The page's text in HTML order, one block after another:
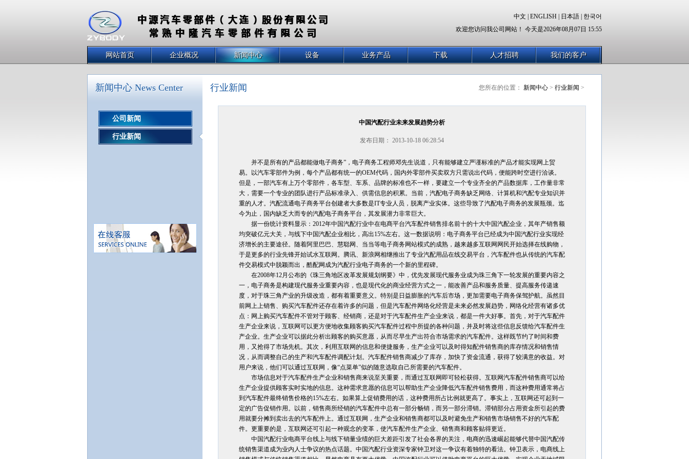
中文 ENGLISH 日本語
한국어
欢迎您访问我公司网站！ 今天是2026年08月07日 15:55
网站首页 企业概况 新闻中心 设备 业务产品 下载 人才招聘 我们的客户
新闻中心 News Center
公司新闻
行业新闻
您所在的位置： 新闻中心 > 行业新闻 >
行业新闻
中国汽配行业未来发展趋势分析
发布日期： 2013-10-18 06:28:54
并不是所有的产品都能做电子商务”，电子商务工程师邓先生说道，只有能够建立严谨标准的产品才能实现网上贸
易。以汽车零部件为例，每个产品都有统一的OEM代码，国内外零部件买卖双方只需说出代码，便能跨时空进行洽谈。
但是，一部汽车有上万个零部件，各车型、车系、品牌的标准也不一样，要建立一个专业齐全的产品数据库，工作量非常
大，需要一个专业的团队进行产品标准录入、供需信息的积累。当前，汽配电子商务缺乏网络、计算机和汽配专业知识并
重的人才。汽配流通电子商务平台创建者大多数是IT专业人员，脱离产业实体。这些导致了汽配电子商务的发展瓶颈。迄
今为止，国内缺乏大而专的汽配电子商务平台，其发展潜力非常巨大。
据一份统计资料显示：2012年中国汽配行业中在电商平台汽车配件销售排名前十的十大中国汽配企业，其年产销售额
均突破亿元大关，与线下中国汽配企业相比，高出15%左右。这一数据说明：电子商务平台已经成为中国汽配行业实现经
济增长的主要途径。随着阿里巴巴、慧聪网、当当等电子商务网站模式的成熟，越来越多互联网网民开始选择在线购物，
于是更多的行业先锋开始试水互联网。腾讯、新浪网相继推出了专业汽配用品在线交易平台，汽车配件也从传统的汽车配
件交易模式中脱颖而出，酷配网成为汽配行业电子商务的一个新的里程碑。
在2008年12月公布的《珠三角地区改革发展规划纲要》中，优先发展现代服务业成为珠三角下一轮发展的重要内容之
一，电子商务是构建现代服务业重要内容，也是现代化的商业经营方式之一，能改善产品和服务质量、提高服务传递速
度，对于珠三角产业的升级改造，都有着重要意义。特别是日益膨胀的汽车后市场，更加需要电子商务保驾护航。虽然目
前网上上销售、购买汽车配件还存在着许多的问题，但是汽车配件网络化经营是未来必然发展趋势，网络化经营有诸多优
点：网上购买汽车配件不管对于顾客、经销商，还是对于汽车配件生产企业来说，都是一件大好事。首先，对于汽车配件
生产企业来说，互联网可以更方便地收集顾客购买汽车配件过程中所提的各种问题，并及时将这些信息反馈给汽车配件生
产企业。生产企业可以据此分析出顾客的购买意愿，从而尽早生产出符合市场需求的汽车配件。这样既节约了时间和费
用，又抢得了市场先机。其次，利用互联网的信息和便捷服务，生产企业可以及时得知配件销售商的库存情况和销售情
况，从而调整自己的生产和汽车配件调配计划。汽车配件销售商减少了库存，加快了资金流通，获得了较满意的收益。对
用户来说，他们可以通过互联网，像“点菜单”似的随意选取自己所需要的汽车配件。
市场信息对于汽车配件生产企业和销售商来说至关重要，而通过互联网即可轻松获得。互联网汽车配件销售商可以给
生产企业提供顾客实时实地的信息。这种需求意愿的信息可以帮助生产企业降低汽车配件销售费用，而这种费用通常将占
到汽车配件最终销售价格的15%左右。如果算上促销费用的话，这种费用所占比例就更高了。事实上，互联网还可起到一
定的广告促销作用。以前，销售商所经销的汽车配件中总有一部分畅销，而另一部分滞销。滞销部分占用资金所引起的费
用就要分摊到卖出去的汽车配件上。通过互联网，生产企业和销售商都可以及时避免生产和销售市场销售不好的汽车配
件。更重要的是，互联网还可引起一种观念的变革，使汽车配件生产企业、销售商和顾客贴得更近。
中国汽配行业电商平台线上与线下销量业绩的巨大差距引发了社会各界的关注，电商的迅速崛起能够代替中国汽配传
统销售渠道成为业内人士争议的热点话题。中国汽配行业资深专家钟卫对这一争议有着独特的看法。钟卫表示，电商线上